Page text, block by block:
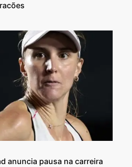
anuncia pausa na carreira